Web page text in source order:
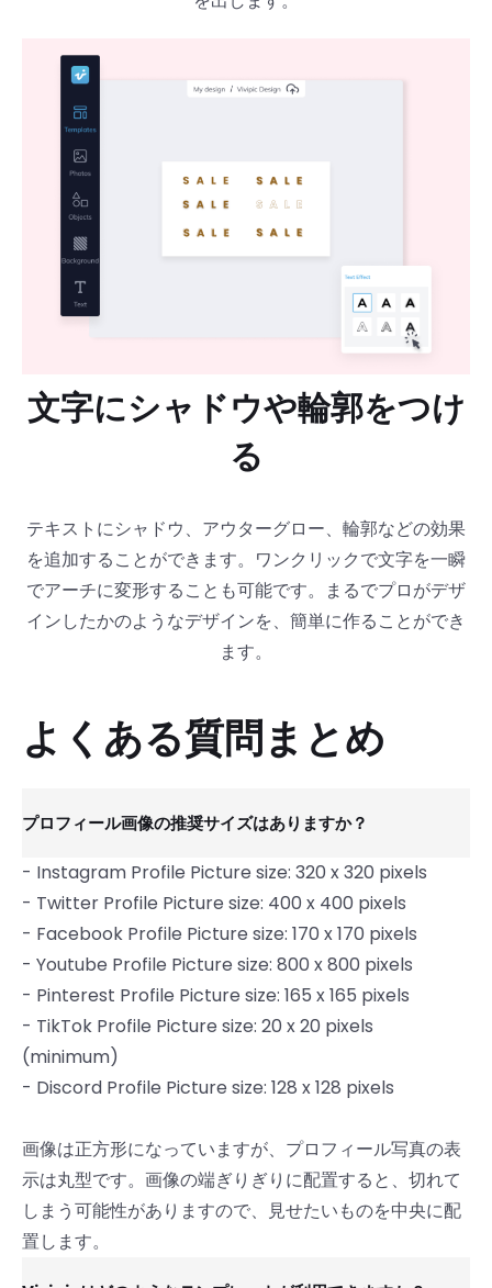
文字にシャドウや輪郭をつけ
る
テキストにシャドウ、アウターグロー、輪郭などの効果
を追加することができます。ワンクリックで文字を一瞬
でアーチに変形することも可能です。まるでプロがデザ
インしたかのようなデザインを、簡単に作ることができ
ます。
よくある質問まとめ
プロフィール画像の推奨サイズはありますか？
- Instagram Profile Picture size: 320 x 320 pixels
- Twitter Profile Picture size: 400 x 400 pixels
- Facebook Profile Picture size: 170 x 170 pixels
- Youtube Profile Picture size: 800 x 800 pixels
- Pinterest Profile Picture size: 165 x 165 pixels
- TikTok Profile Picture size: 20 x 20 pixels
(minimum)
- Discord Profile Picture size: 128 x 128 pixels
画像は正方形になっていますが、プロフィール写真の表
示は丸型です。画像の端ぎりぎりに配置すると、切れて
しまう可能性がありますので、見せたいものを中央に配
置します。